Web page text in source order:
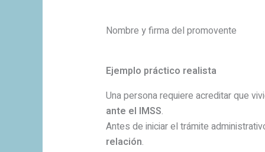
Nombre y firma del promovente
Ejemplo práctico realista
Una persona requiere acreditar que
ante el IMSS.
Antes de iniciar el trámite
relación.